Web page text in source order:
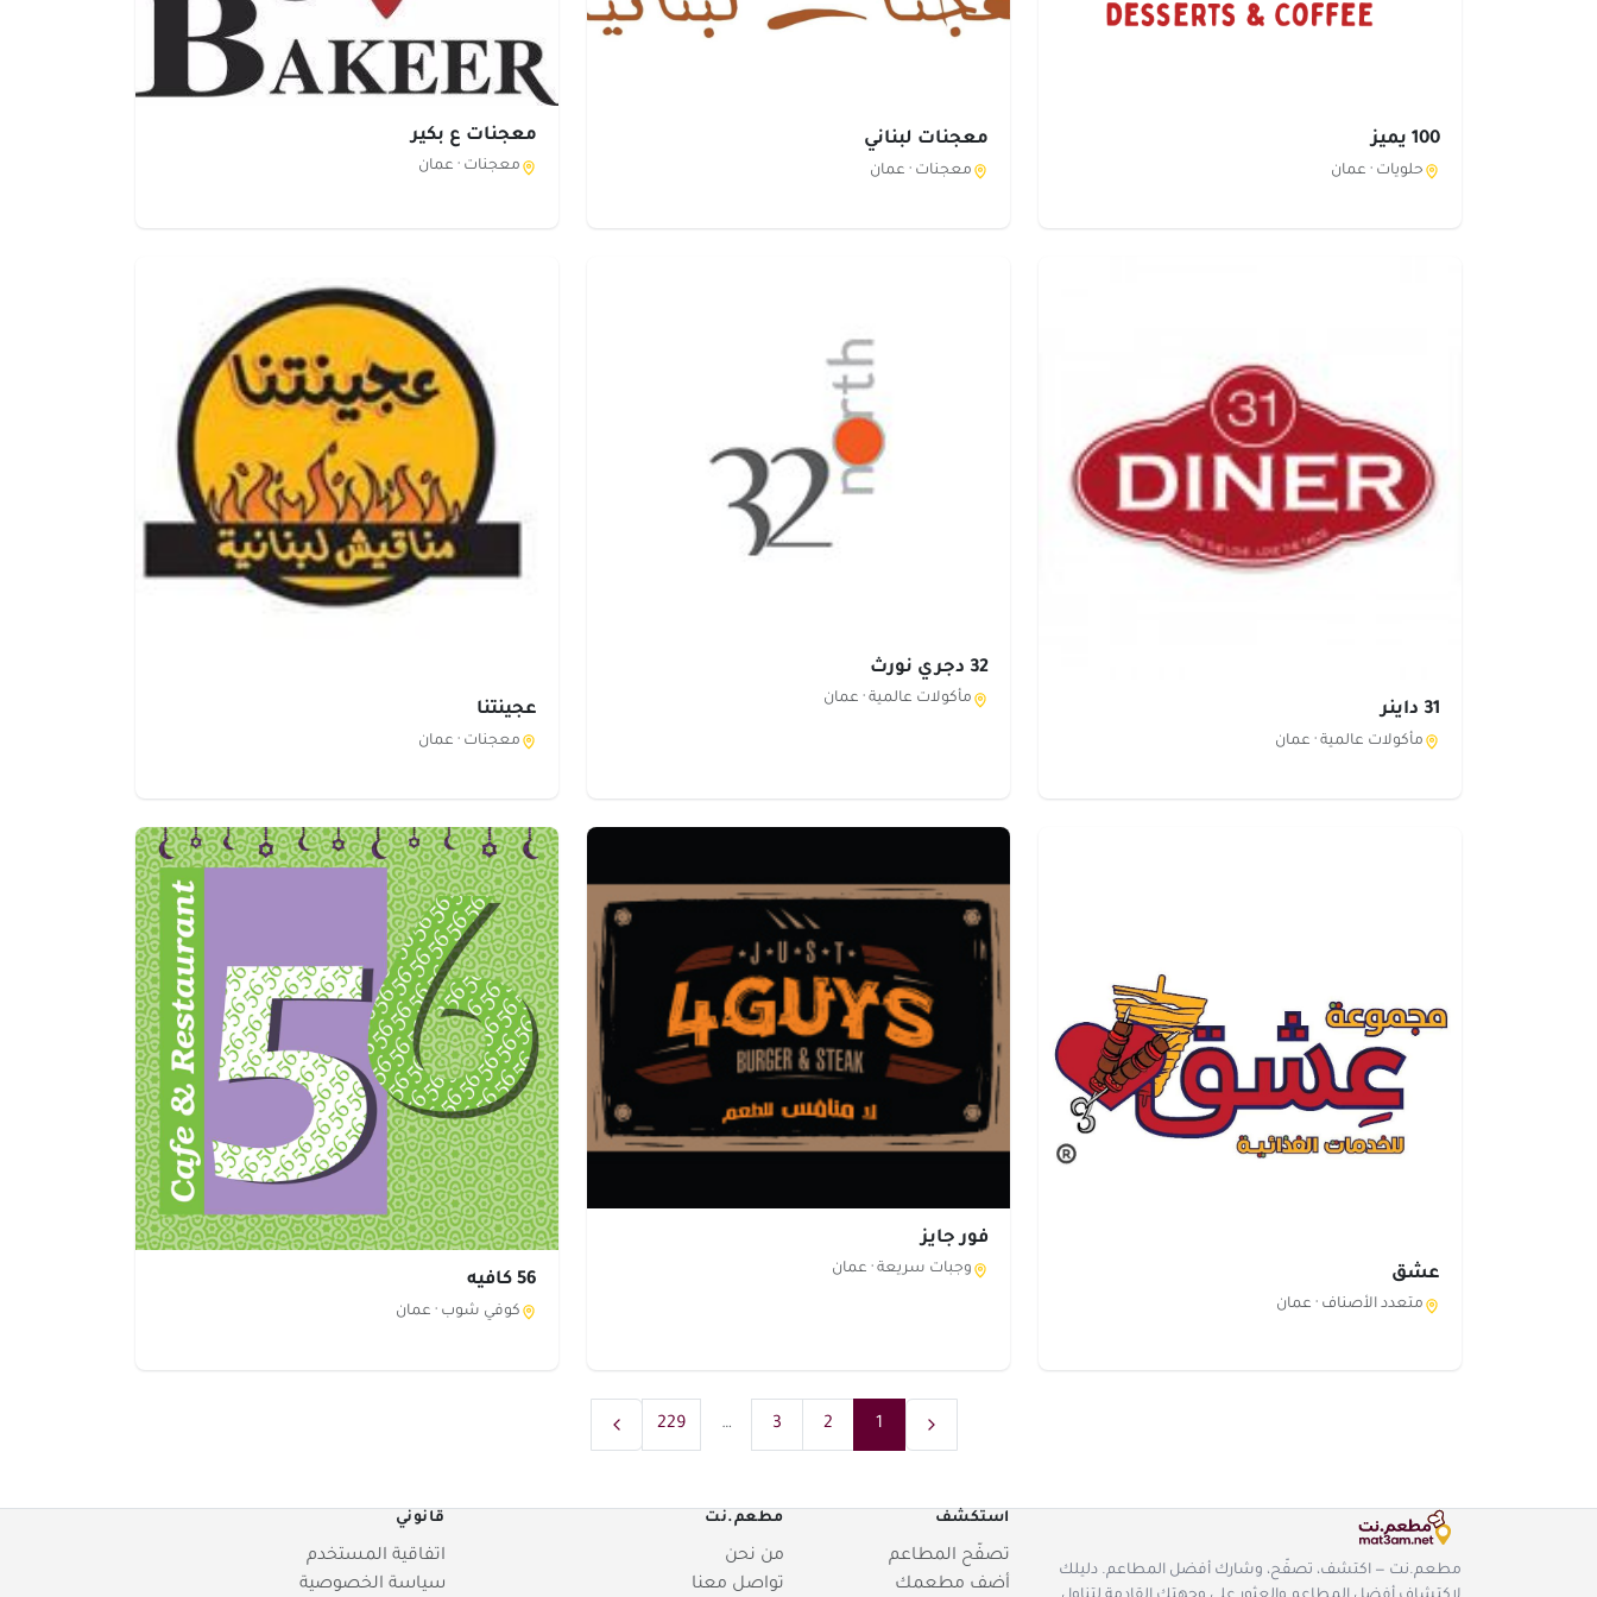
100 يميز
حلويات · عمان
معجنات لبناني
معجنات · عمان
معجنات ع بكير
معجنات · عمان
31 داينر
مأكولات عالمية · عمان
32 دجري نورث
مأكولات عالمية · عمان
عجينتنا
معجنات · عمان
عشق
متعدد الأصناف · عمان
فور جايز
وجبات سريعة · عمان
56 كافيه
كوفي شوب · عمان
1
2
3
…
229
مطعم.نت — اكتشف، تصفّح، وشارك أفضل المطاعم. دليلك
استكشف
تصفّح المطاعم
أضف مطعمك
مطعم.نت
من نحن
تواصل معنا
قانوني
اتفاقية المستخدم
سياسة الخصوصية